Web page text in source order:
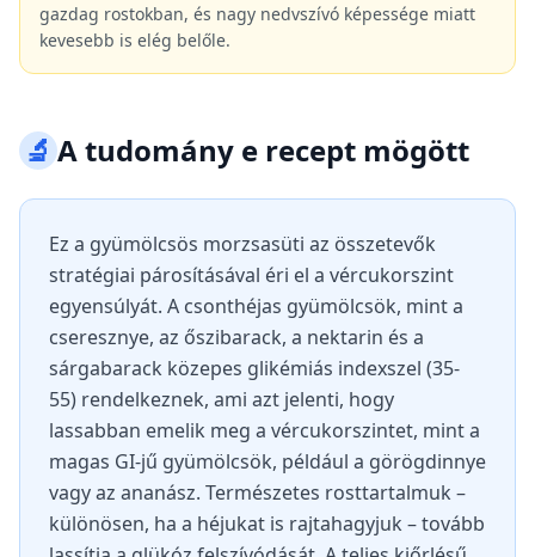
gazdag rostokban, és nagy nedvszívó képessége miatt
kevesebb is elég belőle.
🔬A tudomány e recept mögött
Ez a gyümölcsös morzsasüti az összetevők
stratégiai párosításával éri el a vércukorszint
egyensúlyát. A csonthéjas gyümölcsök, mint a
cseresznye, az őszibarack, a nektarin és a
sárgabarack közepes glikémiás indexszel (35-
55) rendelkeznek, ami azt jelenti, hogy
lassabban emelik meg a vércukorszintet, mint a
magas GI-jű gyümölcsök, például a görögdinnye
vagy az ananász. Természetes rosttartalmuk –
különösen, ha a héjukat is rajtahagyjuk – tovább